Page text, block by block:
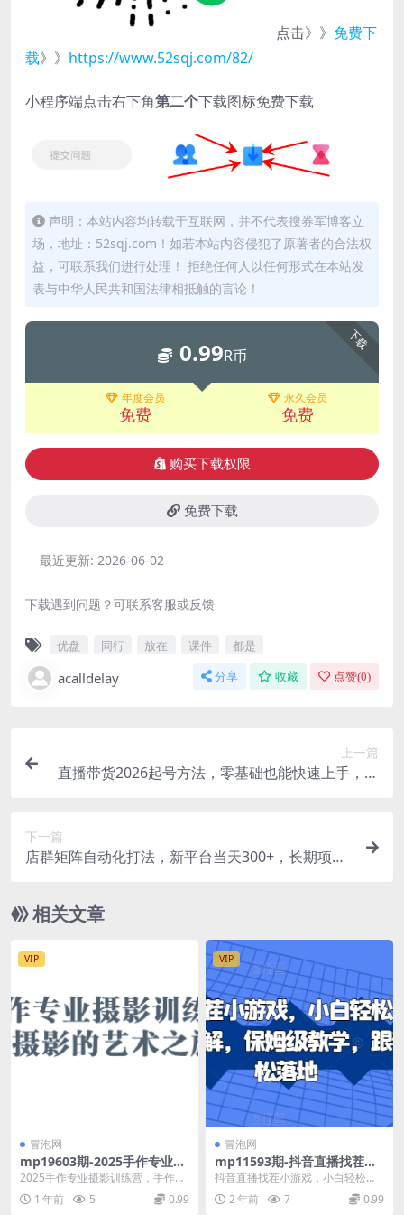
点击》》 免费下
载》》 https://www.52sqj.com/82/
小程序端点击右下角第二个下载图标免费下载
声明：本站内容均转载于互联网，并不代表搜券军博客立
场，地址：52sqj.com！如若本站内容侵犯了原著者的合法权
益，可联系我们进行处理！ 拒绝任何人以任何形式在本站发
表与中华人民共和国法律相抵触的言论！
下载
0.99R币
年度会员
免费
永久会员
免费
购买下载权限
免费下载
最近更新: 2026-06-02
下载遇到问题？可联系客服或反馈
优盘 同行 放在 课件 都是
acalldelay 分享 收藏 点赞(0)
上一篇
直播带货2026起号方法，零基础也能快速上手，从
下一篇
店群矩阵自动化打法，新平台当天300+，长期项
相关文章
VIP
冒泡网
mp19603期-2025手作专业摄
影训练营，手作摄影的艺术之
旅
2025手作专业摄影训练营，手作摄
影的艺术之旅 课程内容： 1、2025
五期课程...
1 年前 5 0.99
VIP
冒泡网
mp11593期-抖音直播找茬小
游戏，小白轻松日入1k，需要
真人讲解，保姆级教学，跟着
学，轻松落地
抖音直播找茬小游戏，小白轻松日
入1k，需要真人讲解，保姆级教
学，跟着学，轻松落地...
2 年前 7 0.99